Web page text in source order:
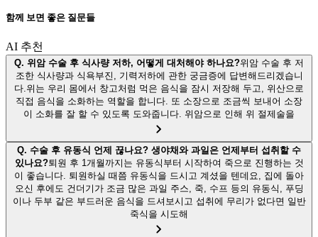
함께 보면 좋은 질문들
AI 추천
Q. 위암 수술 후 식사량 저하, 어떻게 대처해야 하나요?위암 수술 후 저
조한 식사량과 식욕부진, 기력저하에 관한 궁금증에 답변해드리겠습니
다.위는 우리 몸에서 창고처럼 먹은 음식을 잠시 저장해 두고, 위산으로
직접 음식을 소화하는 역할을 합니다. 또 소장으로 조금씩 보내어 소장
이 소화를 잘 할 수 있도록 도와줍니다. 위암으로 인해 위 절제술을
Q. 수술 후 유동식 언제 끊나요? 생야채와 과일은 언제부터 섭취할 수
있나요?퇴원 후 1개월까지는 유동식부터 시작하여 죽으로 진행하는 것
이 좋습니다. 퇴원하실 때쯤 유동식을 드시고 계셨을 텐데요, 집에 돌아
오신 후에도 건더기가 조금 많은 과일 주스, 죽, 수프 등의 유동식, 푸딩
이나 두부 같은 부드러운 음식을 드셔보시고 섭취에 무리가 없다면 일반
죽식을 시도해